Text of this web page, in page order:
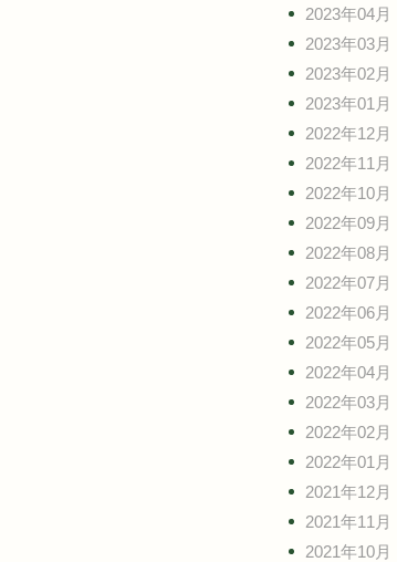
2023年04月
2023年03月
2023年02月
2023年01月
2022年12月
2022年11月
2022年10月
2022年09月
2022年08月
2022年07月
2022年06月
2022年05月
2022年04月
2022年03月
2022年02月
2022年01月
2021年12月
2021年11月
2021年10月